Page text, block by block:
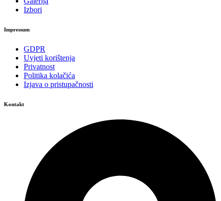
Izbori
Impressum
GDPR
Uvjeti korištenja
Privatnost
Politika kolačića
Izjava o pristupačnosti
Kontakt